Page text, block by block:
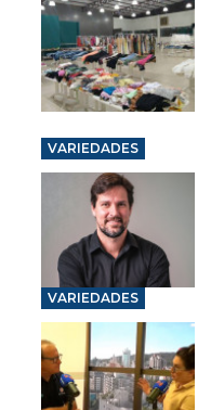
VARIEDADES
VARIEDADES